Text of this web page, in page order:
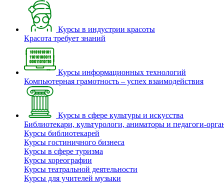
Курсы в индустрии красоты
Красота требует знаний
Курсы информационных технологий
Компьютерная грамотность – успех взаимодействия
Курсы в сфере культуры и искусства
Библиотекари, культурологи, аниматоры и педагоги-
Курсы библиотекарей
Курсы гостиничного бизнеса
Курсы в сфере туризма
Курсы хореографии
Курсы театральной деятельности
Курсы для учителей музыки